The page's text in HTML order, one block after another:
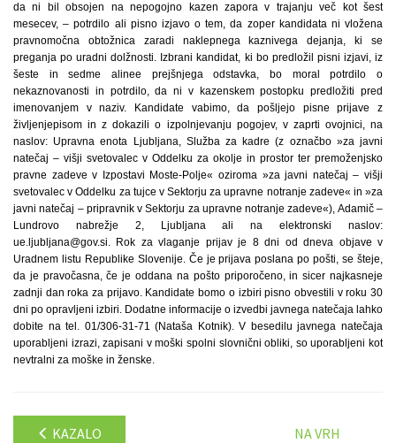
da ni bil obsojen na nepogojno kazen zapora v trajanju več kot šest
mesecev, – potrdilo ali pisno izjavo o tem, da zoper kandidata ni vložena
pravnomočna obtožnica zaradi naklepnega kaznivega dejanja, ki se
preganja po uradni dolžnosti. Izbrani kandidat, ki bo predložil pisni izjavi, iz
šeste in sedme alinee prejšnjega odstavka, bo moral potrdilo o
nekaznovanosti in potrdilo, da ni v kazenskem postopku predložiti pred
imenovanjem v naziv. Kandidate vabimo, da pošljejo pisne prijave z
življenjepisom in z dokazili o izpolnjevanju pogojev, v zaprti ovojnici, na
naslov: Upravna enota Ljubljana, Služba za kadre (z označbo »za javni
natečaj – višji svetovalec v Oddelku za okolje in prostor ter premoženjsko
pravne zadeve v Izpostavi Moste-Polje« oziroma »za javni natečaj – višji
svetovalec v Oddelku za tujce v Sektorju za upravne notranje zadeve« in »za
javni natečaj – pripravnik v Sektorju za upravne notranje zadeve«), Adamič –
Lundrovo nabrežje 2, Ljubljana ali na elektronski naslov:
ue.ljubljana@gov.si. Rok za vlaganje prijav je 8 dni od dneva objave v
Uradnem listu Republike Slovenije. Če je prijava poslana po pošti, se šteje,
da je pravočasna, če je oddana na pošto priporočeno, in sicer najkasneje
zadnji dan roka za prijavo. Kandidate bomo o izbiri pisno obvestili v roku 30
dni po opravljeni izbiri. Dodatne informacije o izvedbi javnega natečaja lahko
dobite na tel. 01/306-31-71 (Nataša Kotnik). V besedilu javnega natečaja
uporabljeni izrazi, zapisani v moški spolni slovnični obliki, so uporabljeni kot
nevtralni za moške in ženske.
KAZALO NA VRH